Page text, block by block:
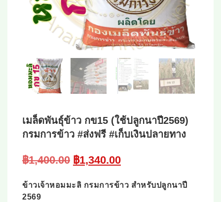
เมล็ดพันธุ์ข้าว กข15 (ใช้ปลูกนาปี2569)
กรมการข้าว #ส่งฟรี #เก็บเงินปลายทาง
฿1,400.00 Original
was:
฿1,400.00.
฿1,340.00Current
is:
฿1,340.00.
ข้าวเจ้าหอมมะลิ กรมการข้าว สำหรับปลูกนาปี
2569